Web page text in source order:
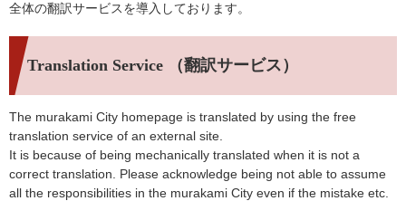
全体の翻訳サービスを導入しております。
Translation Service （翻訳サービス）
The murakami City homepage is translated by using the free
translation service of an external site.
It is because of being mechanically translated when it is not a
correct translation. Please acknowledge being not able to assume
all the responsibilities in the murakami City even if the mistake etc.